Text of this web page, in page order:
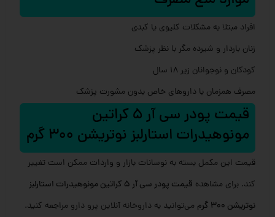
افراد مبتلا به مشکلات کلیوی یا کبدی
زنان باردار و شیرده مگر با نظر پزشک
کودکان و نوجوانان زیر ۱۸ سال
مصرف همزمان با داروهای خاص بدون مشورت پزشک
قیمت پودر سی آر 5 کراتین
مونوهیدرات استارلبز نوتریشن 300 گرم
قیمت این مکمل بسته به نوسانات بازار و واردات ممکن است تغییر
کند. برای مشاهده
قیمت پودر سی آر 5 کراتین مونوهیدرات استارلبز
نوتریشن 300 گرم
می‌توانید به داروخانه آنلاین پرو دارو مراجعه کنید.